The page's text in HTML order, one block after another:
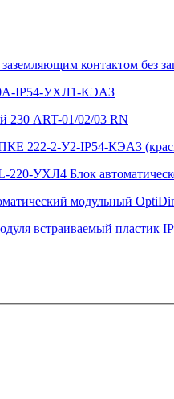
заземляющим контактом без
IP54-УХЛ1-КЭАЗ
230 ART-01/02/03 RN
222-2-У2-IP54-КЭАЗ
Блок
модульный
встраиваемый пластик